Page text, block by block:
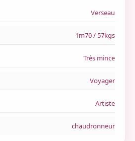
Verseau
1m70 / 57kgs
Très mince
Voyager
Artiste
chaudronneur